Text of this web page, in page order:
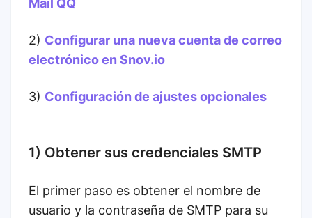
Mail QQ
2) Configurar una nueva cuenta de correo
electrónico en Snov.io
3) Configuración de ajustes opcionales
1) Obtener sus credenciales SMTP
El primer paso es obtener el nombre de
usuario y la contraseña de SMTP para su